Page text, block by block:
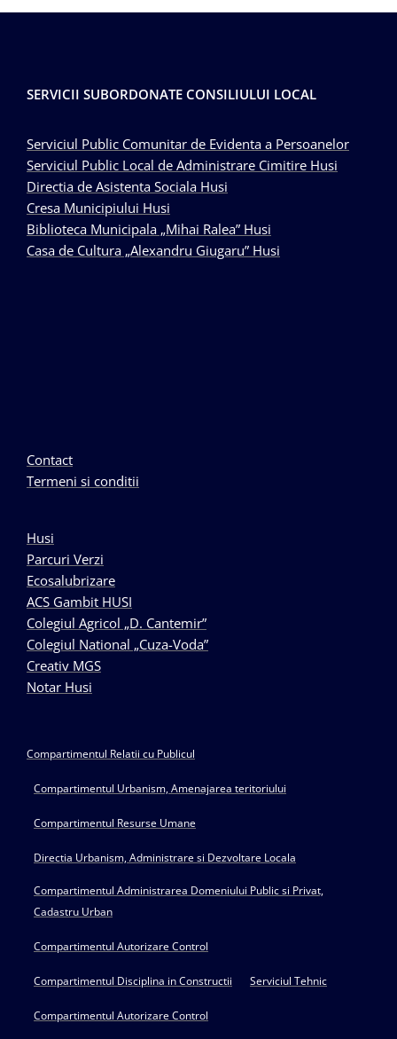
SERVICII SUBORDONATE CONSILIULUI LOCAL
Serviciul Public Comunitar de Evidenta a Persoanelor
Serviciul Public Local de Administrare Cimitire Husi
Directia de Asistenta Sociala Husi
Cresa Municipiului Husi
Biblioteca Municipala „Mihai Ralea” Husi
Casa de Cultura „Alexandru Giugaru” Husi
Contact
Termeni si conditii
Husi
Parcuri Verzi
Ecosalubrizare
ACS Gambit HUSI
Colegiul Agricol „D. Cantemir”
Colegiul National „Cuza-Voda”
Creativ MGS
Notar Husi
Compartimentul Relatii cu Publicul
Compartimentul Urbanism, Amenajarea teritoriului
Compartimentul Resurse Umane
Directia Urbanism, Administrare si Dezvoltare Locala
Compartimentul Administrarea Domeniului Public si Privat,
Cadastru Urban
Compartimentul Autorizare Control
Compartimentul Disciplina in Constructii Serviciul Tehnic
Compartimentul Autorizare Control